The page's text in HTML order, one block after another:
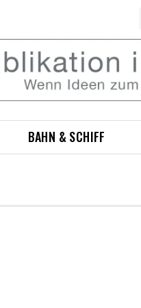
BAHN & SCHIFF